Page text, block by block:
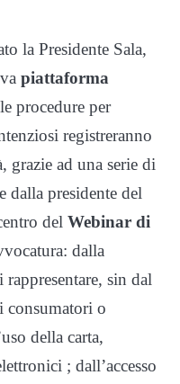
la Presidente Sala,
piattaforma
procedure per
registreranno
ad una serie di
dalla presidente del
del Webinar di
dalla
sin dal
consumatori o
della carta,
; dall’accesso